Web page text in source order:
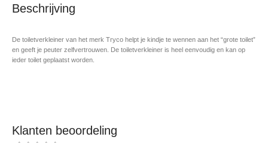
Beschrijving
De toiletverkleiner van het merk Tryco helpt je kindje te wennen aan het “grote toilet”
en geeft je peuter zelfvertrouwen. De toiletverkleiner is heel eenvoudig en kan op
ieder toilet geplaatst worden.
Klanten beoordeling